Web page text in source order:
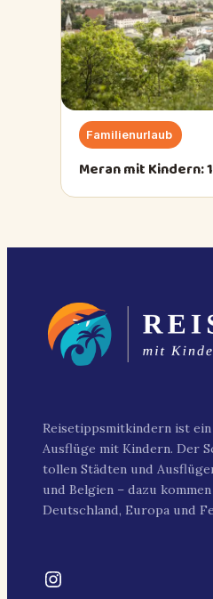
Familienurlaub
Meran mit Kindern:
Reisetippsmitkindern ist
Ausflüge mit Kindern. Der
tollen Städten und
und Belgien – dazu
Deutschland, Europa und
Instagram